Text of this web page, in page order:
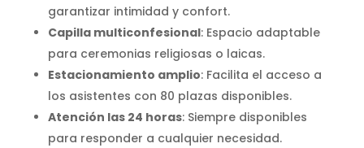
garantizar intimidad y confort.
Capilla multiconfesional: Espacio adaptable
para ceremonias religiosas o laicas.
Estacionamiento amplio: Facilita el acceso a
los asistentes con 80 plazas disponibles.
Atención las 24 horas: Siempre disponibles
para responder a cualquier necesidad.